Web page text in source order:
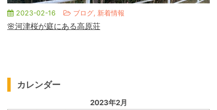
2023-02-16 ブログ, 新着情報
🌸河津桜が庭にある高原荘
カレンダー
2023年2月